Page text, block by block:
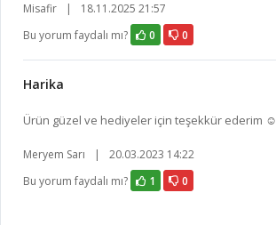
Misafir |
18.11.2025 21:57
Bu yorum faydalı mı?
0 0
Harika
Ürün güzel ve hediyeler için teşekkür ederim ☺️
Meryem Sarı |
20.03.2023 14:22
Bu yorum faydalı mı?
1 0